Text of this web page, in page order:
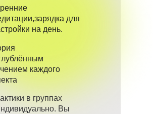
каждого
для
на день.
в группах
Вы